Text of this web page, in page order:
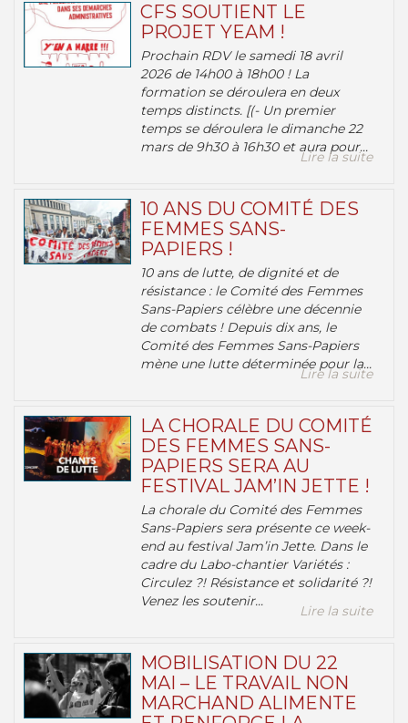
CFS SOUTIENT LE
PROJET YEAM !
Prochain RDV le samedi 18 avril
2026 de 14h00 à 18h00 ! La
formation se déroulera en deux
temps distincts. [(- Un premier
temps se déroulera le dimanche 22
mars de 9h30 à 16h30 et aura pour...
Lire la suite
10 ANS DU COMITÉ DES
FEMMES SANS-
PAPIERS !
10 ans de lutte, de dignité et de
résistance : le Comité des Femmes
Sans-Papiers célèbre une décennie
de combats ! Depuis dix ans, le
Comité des Femmes Sans-Papiers
mène une lutte déterminée pour la...
Lire la suite
LA CHORALE DU COMITÉ
DES FEMMES SANS-
PAPIERS SERA AU
FESTIVAL JAM’IN JETTE !
La chorale du Comité des Femmes
Sans-Papiers sera présente ce week-
end au festival Jam’in Jette. Dans le
cadre du Labo-chantier Variétés :
Circulez ?! Résistance et solidarité ?!
Venez les soutenir...
Lire la suite
MOBILISATION DU 22
MAI – LE TRAVAIL NON
MARCHAND ALIMENTE